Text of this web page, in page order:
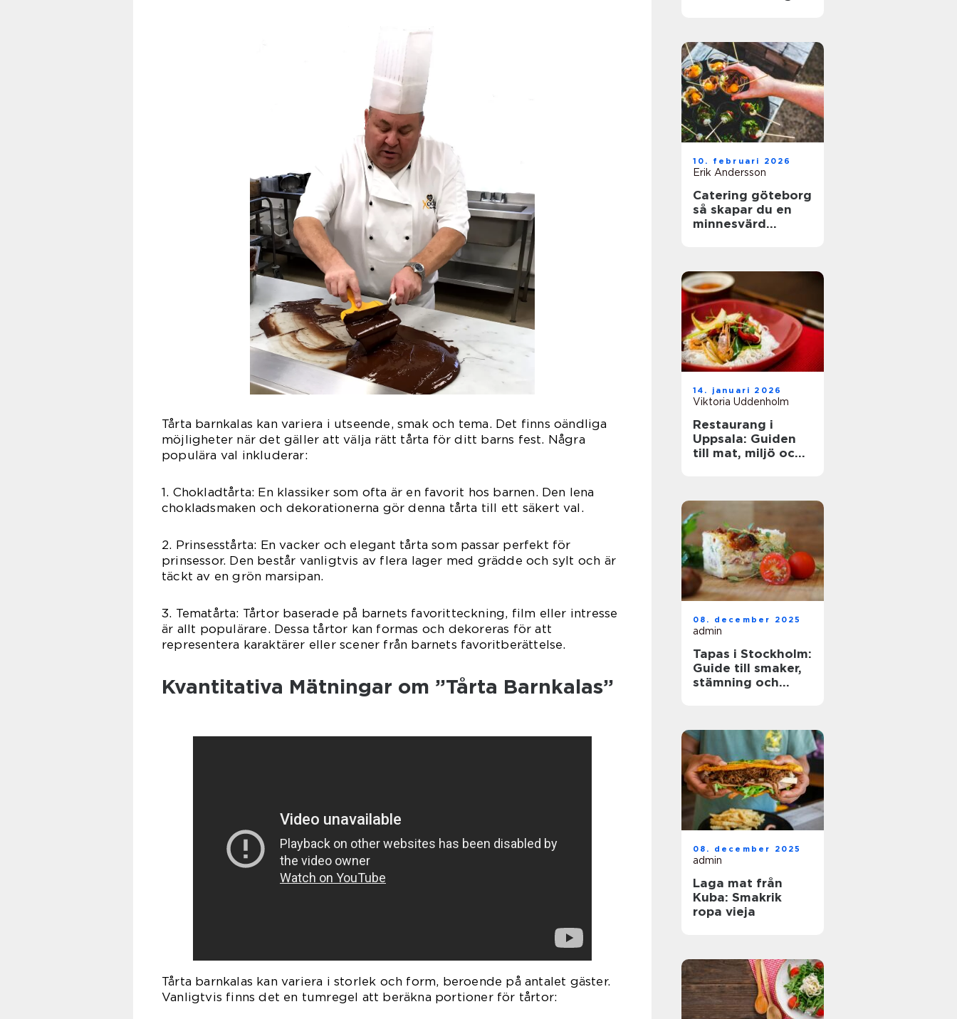
Tårta barnkalas kan variera i utseende, smak och tema. Det finns oändliga
möjligheter när det gäller att välja rätt tårta för ditt barns fest. Några
populära val inkluderar:
1. Chokladtårta: En klassiker som ofta är en favorit hos barnen. Den lena
chokladsmaken och dekorationerna gör denna tårta till ett säkert val.
2. Prinsesstårta: En vacker och elegant tårta som passar perfekt för
prinsessor. Den består vanligtvis av flera lager med grädde och sylt och är
täckt av en grön marsipan.
3. Tematårta: Tårtor baserade på barnets favoritteckning, film eller intresse
är allt populärare. Dessa tårtor kan formas och dekoreras för att
representera karaktärer eller scener från barnets favoritberättelse.
Kvantitativa Mätningar om ”Tårta Barnkalas”
Tårta barnkalas kan variera i storlek och form, beroende på antalet gäster.
Vanligtvis finns det en tumregel att beräkna portioner för tårtor:
10. februari 2026
Erik Andersson
Catering göteborg
så skapar du en
minnesvärd
14. januari 2026
Viktoria Uddenholm
Restaurang i
Uppsala: Guiden
till mat, miljö och
08. december 2025
admin
Tapas i Stockholm:
Guide till smaker,
stämning och
08. december 2025
admin
Laga mat från
Kuba: Smakrik
ropa vieja